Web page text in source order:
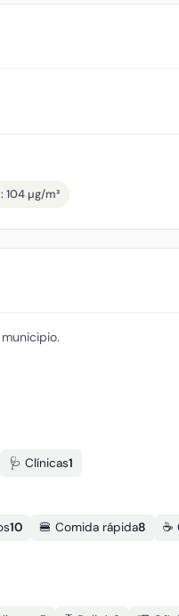
104 µg/m³
🩺 Clínicas1
10 🍔 Comida rápida8 ☕